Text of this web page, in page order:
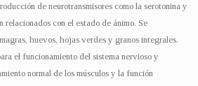
de neurotransmisores como la serotonina y
relacionados con el estado de ánimo. Se
huevos, hojas verdes y granos integrales.
el funcionamiento del sistema nervioso y
normal de los músculos y la función